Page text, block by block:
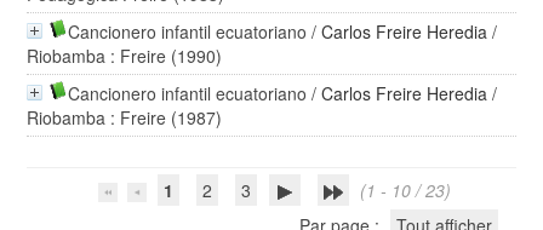
Cancionero infantil ecuatoriano /Carlos Freire Heredia /
Riobamba : Freire (1990)
Cancionero infantil ecuatoriano /Carlos Freire Heredia /
Riobamba : Freire (1987)
1 2 3
(1 - 10 / 23)
Par page :
Tout afficher